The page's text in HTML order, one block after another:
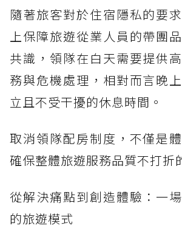
隨著旅客對於住宿隱私的要
上保障旅遊從業人員的帶團
共識，領隊在白天需要提供
務與危機處理，相對而言晚
立且不受干擾的休息時間。
取消領隊配房制度，不僅是
確保整體旅遊服務品質不打折
從解決痛點到創造體驗：一
的旅遊模式